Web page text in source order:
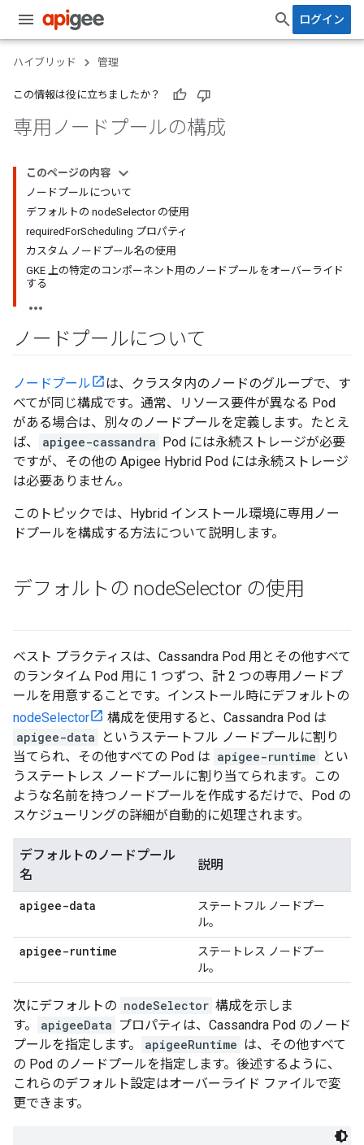
ログイン
ハイブリッド 管理
この情報は役に立ちましたか？
専用ノードプールの構成
このページの内容
ノードプールについて
デフォルトの nodeSelector の使用
requiredForScheduling プロパティ
カスタム ノードプール名の使用
GKE 上の特定のコンポーネント用のノードプールをオーバーライド
する
ノードプールについて
ノードプール
は、クラスタ内のノードのグループで、す
べてが同じ構成です。通常、リソース要件が異なる Pod
がある場合は、別々のノードプールを定義します。たとえ
ば、
apigee-cassandra Pod には永続ストレージが必要
ですが、その他の Apigee Hybrid Pod には永続ストレージ
は必要ありません。
このトピックでは、Hybrid インストール環境に専用ノー
ドプールを構成する方法について説明します。
デフォルトの nodeSelector の使用
ベスト プラクティスは、Cassandra Pod 用とその他すべて
のランタイム Pod 用に 1 つずつ、計 2 つの専用ノードプ
ールを用意することです。インストール時にデフォルトの
nodeSelector
構成を使用すると、Cassandra Pod は
apigee-data
というステートフル ノードプールに割り
当てられ、その他すべての Pod は apigee-runtime
とい
うステートレス ノードプールに割り当てられます。この
ような名前を持つノードプールを作成するだけで、Pod の
スケジューリングの詳細が自動的に処理されます。
デフォルトのノードプール
名
説明
apigee-data
ステートフル ノードプー
ル。
apigee-runtime
ステートレス ノードプー
ル。
次にデフォルトの nodeSelector 構成を示しま
す。
apigeeData プロパティは、Cassandra Pod のノード
プールを指定します。
apigeeRuntime は、その他すべて
の Pod のノードプールを指定します。後述するように、
これらのデフォルト設定はオーバーライド ファイルで変
更できます。